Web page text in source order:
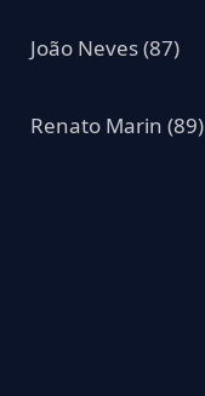
João Neves (87)
Renato Marin (89)